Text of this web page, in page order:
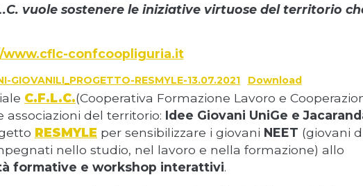
vuole sostenere le iniziative virtuose del territorio
www.cflc-confcoopliguria.it
GIOVANILI_PROGETTO-RESMYLE-13.07.2021 Download
C.F.L.C.(Cooperativa Formazione Lavoro e
associazioni del territorio: Idee Giovani UniGe e
RESMYLE per sensibilizzare i giovani NEET (giovani
nello studio, nel lavoro e nella formazione) allo
formative e workshop interattivi.